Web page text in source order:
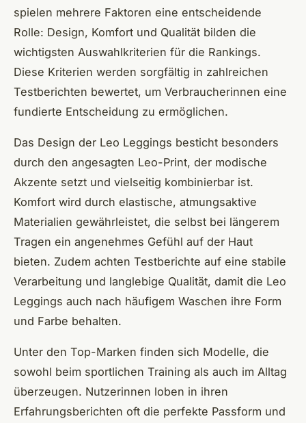
spielen mehrere Faktoren eine entscheidende
Rolle: Design, Komfort und Qualität bilden die
wichtigsten Auswahlkriterien für die Rankings.
Diese Kriterien werden sorgfältig in zahlreichen
Testberichten bewertet, um Verbraucherinnen eine
fundierte Entscheidung zu ermöglichen.
Das Design der Leo Leggings besticht besonders
durch den angesagten Leo-Print, der modische
Akzente setzt und vielseitig kombinierbar ist.
Komfort wird durch elastische, atmungsaktive
Materialien gewährleistet, die selbst bei längerem
Tragen ein angenehmes Gefühl auf der Haut
bieten. Zudem achten Testberichte auf eine stabile
Verarbeitung und langlebige Qualität, damit die Leo
Leggings auch nach häufigem Waschen ihre Form
und Farbe behalten.
Unter den Top-Marken finden sich Modelle, die
sowohl beim sportlichen Training als auch im Alltag
überzeugen. Nutzerinnen loben in ihren
Erfahrungsberichten oft die perfekte Passform und